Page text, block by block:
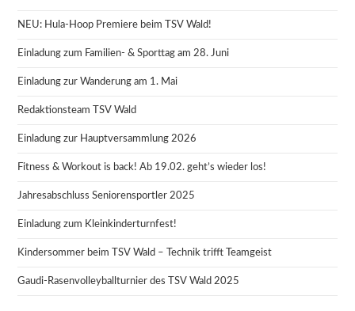
NEU: Hula-Hoop Premiere beim TSV Wald!
Einladung zum Familien- & Sporttag am 28. Juni
Einladung zur Wanderung am 1. Mai
Redaktionsteam TSV Wald
Einladung zur Hauptversammlung 2026
Fitness & Workout is back! Ab 19.02. geht’s wieder los!
Jahresabschluss Seniorensportler 2025
Einladung zum Kleinkinderturnfest!
Kindersommer beim TSV Wald – Technik trifft Teamgeist
Gaudi-Rasenvolleyballturnier des TSV Wald 2025